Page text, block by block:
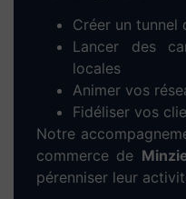
Créer un tunnel
Lancer des
locales
Animer vos
Fidéliser vos
Notre
commerce de
pérenniser leur